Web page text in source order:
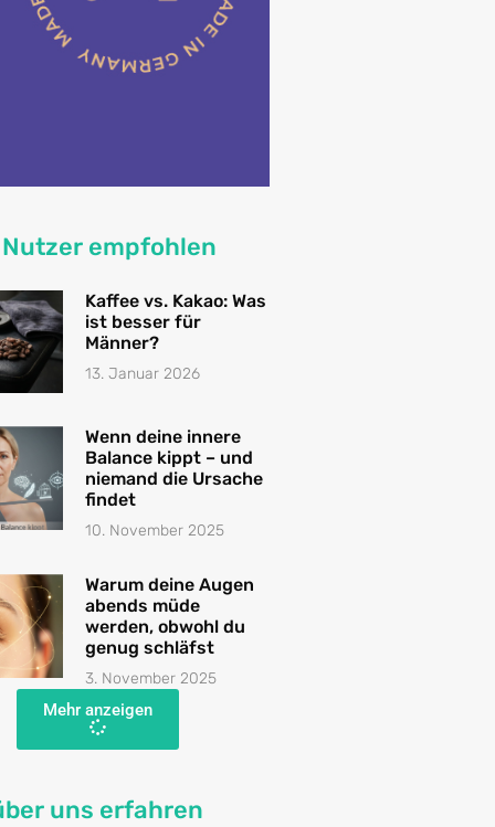
empfohlen
Kaffee vs. Kakao: Was
ist besser für
Männer?
13. Januar 2026
Wenn deine innere
Balance kippt – und
niemand die Ursache
findet
10. November 2025
Warum deine Augen
abends müde
werden, obwohl du
genug schläfst
3. November 2025
Mehr anzeigen
uns erfahren